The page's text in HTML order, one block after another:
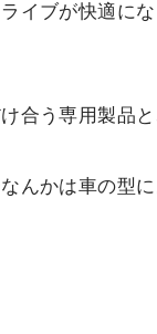
イブが快適に
合う専用製品
んかは車の型